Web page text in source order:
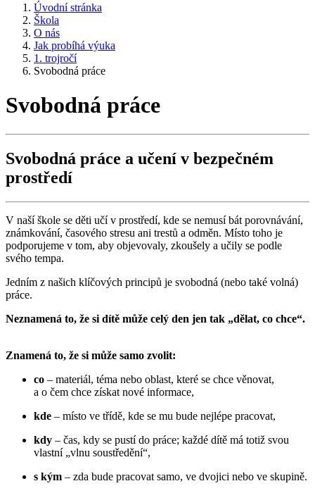
Úvodní stránka
Škola
O nás
Jak probíhá výuka
1. trojročí
Svobodná práce
Svobodná práce
Svobodná práce a učení v bezpečném
prostředí
V naší škole se děti učí v prostředí, kde se nemusí bát porovnávání,
známkování, časového stresu ani trestů a odměn. Místo toho je
podporujeme v tom, aby objevovaly, zkoušely a učily se podle
svého tempa.
Jedním z našich klíčových principů je svobodná (nebo také volná)
práce.
Neznamená to, že si dítě může celý den jen tak „dělat, co chce“.
Znamená to, že si může samo zvolit:
co – materiál, téma nebo oblast, které se chce věnovat,
a o čem chce získat nové informace,
kde – místo ve třídě, kde se mu bude nejlépe pracovat,
kdy – čas, kdy se pustí do práce; každé dítě má totiž svou
vlastní „vlnu soustředění“,
s kým – zda bude pracovat samo, ve dvojici nebo ve skupině.